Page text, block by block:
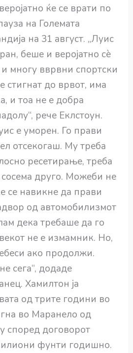
ќе се врати по
на Големата
на 31 август. „Луис
беше и веројатно сè
многу вврвни спортски
стигнат до врвот, има
и тоа не е добра
рече Еклстоун.
е уморен. Го прави
отсекогаш. Му треба
ресетирање, треба
друго. Можеби не
се навикне да прави
од автомобилизмот
дека требаше да го
не е измамник. Но,
ако продолжи.
сега“, додаде
Хамилтон ја
од трите години во
во Маранело од
според договорот
фунти годишно.